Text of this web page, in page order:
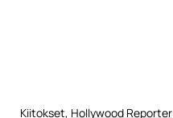
Kiitokset, Hollywood Reporter